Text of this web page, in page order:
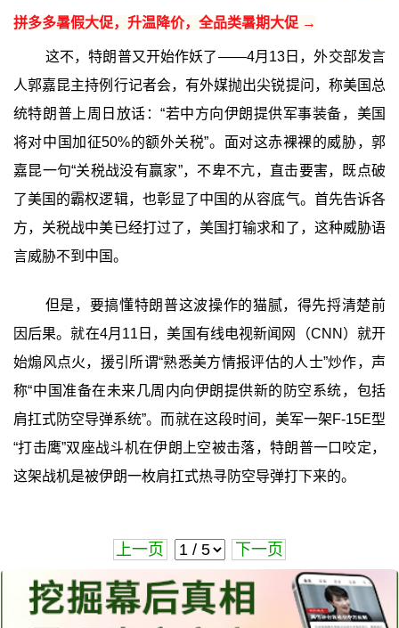
拼多多暑假大促，升温降价，全品类暑期大促 →
这不，特朗普又开始作妖了——4月13日，外交部发言
人郭嘉昆主持例行记者会，有外媒抛出尖锐提问，称美国总
统特朗普上周日放话：“若中方向伊朗提供军事装备，美国
将对中国加征50%的额外关税”。面对这赤裸裸的威胁，郭
嘉昆一句“关税战没有赢家”，不卑不亢，直击要害，既点破
了美国的霸权逻辑，也彰显了中国的从容底气。首先告诉各
方，关税战中美已经打过了，美国打输求和了，这种威胁语
言威胁不到中国。
但是，要搞懂特朗普这波操作的猫腻，得先捋清楚前
因后果。就在4月11日，美国有线电视新闻网（CNN）就开
始煽风点火，援引所谓“熟悉美方情报评估的人士”炒作，声
称“中国准备在未来几周内向伊朗提供新的防空系统，包括
肩扛式防空导弹系统”。而就在这段时间，美军一架F-15E型
“打击鹰”双座战斗机在伊朗上空被击落，特朗普一口咬定，
这架战机是被伊朗一枚肩扛式热寻防空导弹打下来的。
上一页 下一页